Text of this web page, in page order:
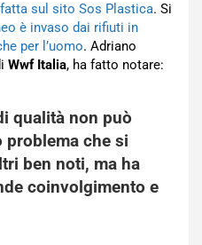
sul sito Sos Plastica. Si
è invaso dai rifiuti in
per l’uomo. Adriano
Wwf Italia, ha fatto notare:
qualità non può
che si
ben noti, ma ha
coinvolgimento e